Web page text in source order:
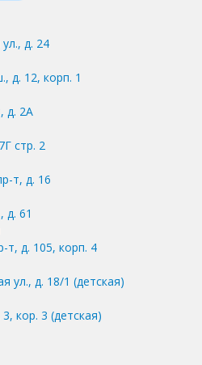
д. 24
д. 12, корп. 1
д. 2А
стр. 2
т, д. 16
д. 61
т, д. 105, корп. 4
ул., д. 18/1 (детская)
кор. 3 (детская)